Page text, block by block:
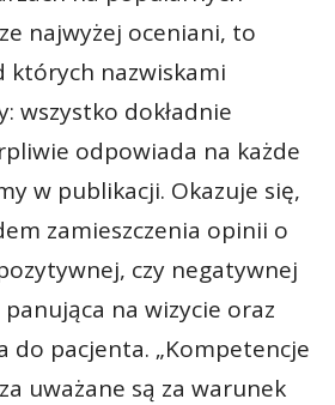
najwyżej oceniani, to
których nazwiskami
wszystko dokładnie
odpowiada na każde
w publikacji. Okazuje się,
zamieszczenia opinii o
czy negatywnej
na wizycie oraz
do pacjenta. „Kompetencje
uważane są za warunek